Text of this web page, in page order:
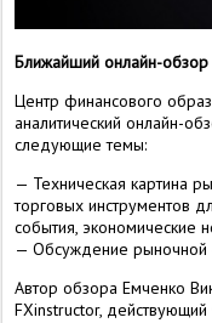
Ближайший онлайн-
Центр финансового
аналитический онлайн-
следующие темы:
— Техническая картина
торговых инструментов
события, экономические
— Обсуждение рыночной
Автор обзора Емченко
FXinstructor, действующий